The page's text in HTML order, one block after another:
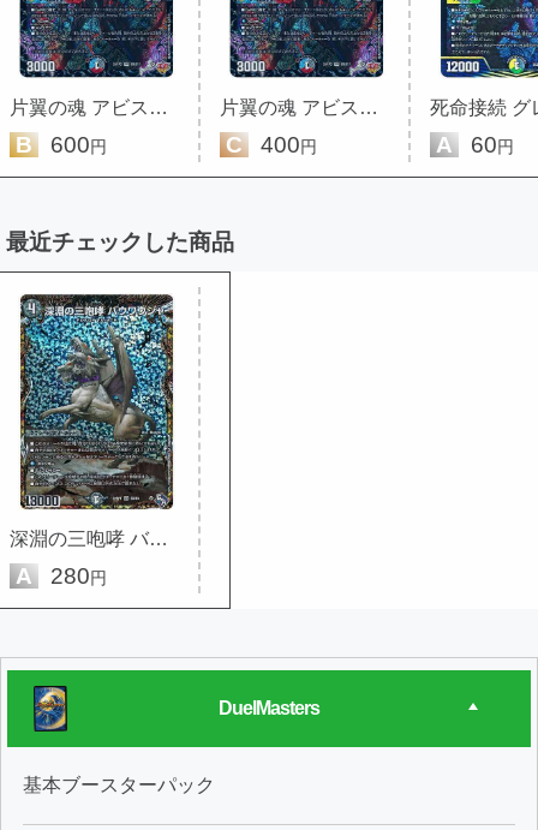
片翼の魂 アビスベル
B 600円
片翼の魂 アビスベル
C 400円 A 60円
最近チェックした商品
深淵の三咆哮 バウワウジャ(シー...
A 280円
DuelMasters
基本ブースターパック